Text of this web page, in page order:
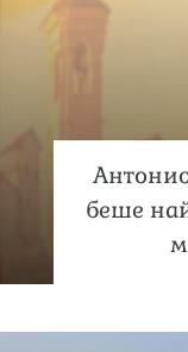
беше